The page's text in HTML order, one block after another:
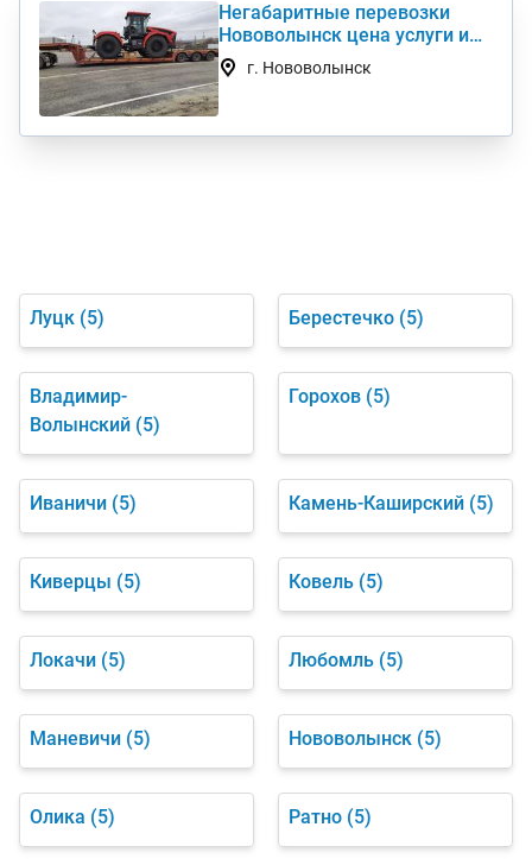
Негабаритные перевозки
Нововолынск цена услуги и
стоимость 1 км недорого
г. Нововолынск
Луцк (5) Берестечко (5)
Владимир-
Волынский (5)
Горохов (5)
Иваничи (5) Камень-Каширский (5)
Киверцы (5) Ковель (5)
Локачи (5) Любомль (5)
Маневичи (5) Нововолынск (5)
Олика (5) Ратно (5)